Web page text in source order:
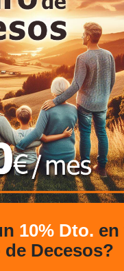
10% Dto. en
de Decesos?